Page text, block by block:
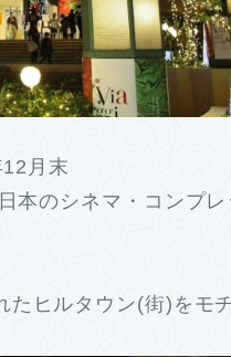
月末
のシネマ・コンプレ
たヒルタウン(街)をモ